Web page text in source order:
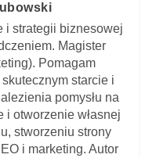
i strategii biznesowej
Magister
Pomagam
starcie i
pomysłu na
i otworzenie własnej
stworzeniu strony
i marketing. Autor